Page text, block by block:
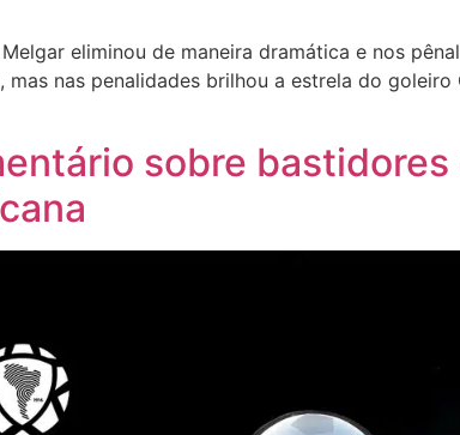
eliminou de maneira dramática e nos
nas penalidades brilhou a estrela do
sobre bastidores